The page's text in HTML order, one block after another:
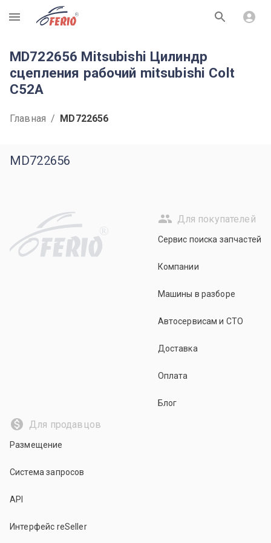
R
MD722656 Mitsubishi Цилиндр
сцепления рабочий mitsubishi Colt
C52A
Главная / MD722656
MD722656
R
Для покупателей
Сервис поиска запчастей
Компании
Машины в разборе
Автосервисам и СТО
Доставка
Оплата
Блог
Для продавцов
Размещение
Система запросов
API
Интерфейс reSeller